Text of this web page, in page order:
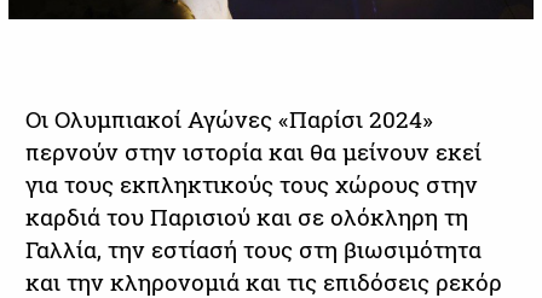
Οι Ολυμπιακοί Αγώνες «Παρίσι 2024»
περνούν στην ιστορία και θα μείνουν εκεί
για τους εκπληκτικούς τους χώρους στην
καρδιά του Παρισιού και σε ολόκληρη τη
Γαλλία, την εστίασή τους στη βιωσιμότητα
και την κληρονομιά και τις επιδόσεις ρεκόρ